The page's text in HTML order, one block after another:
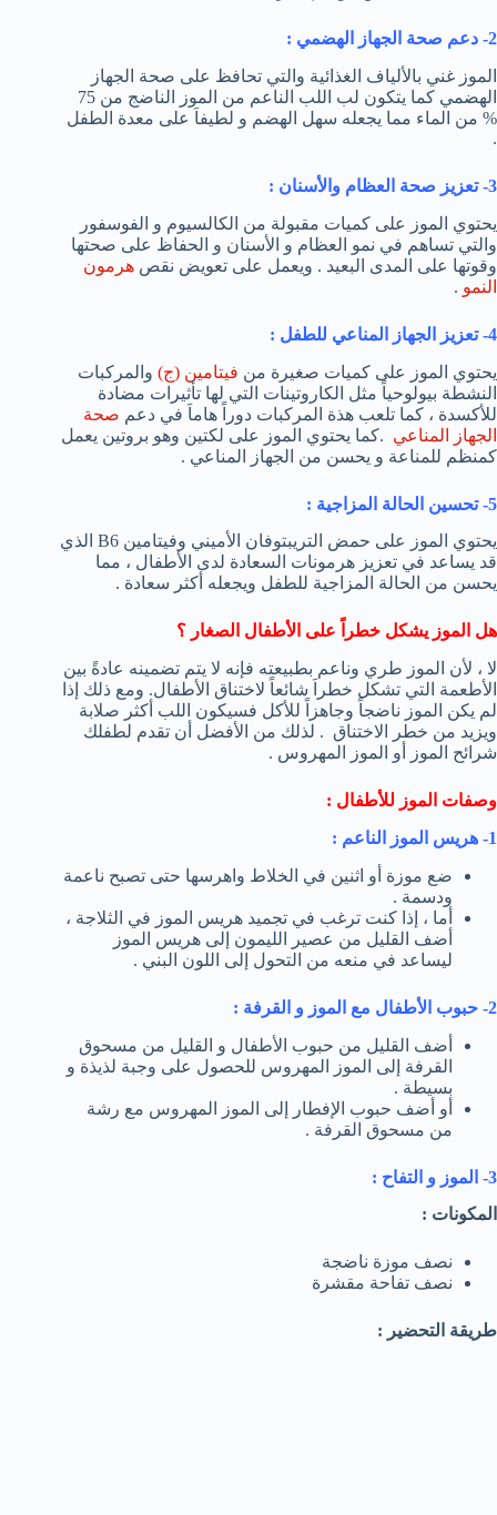
2- دعم صحة الجهاز الهضمي :
الموز غني بالألياف الغذائية والتي تحافظ على صحة الجهاز
الهضمي كما يتكون لب اللب الناعم من الموز الناضج من 75
% من الماء مما يجعله سهل الهضم و لطيفاَ على معدة الطفل
.
3- تعزيز صحة العظام والأسنان :
يحتوي الموز على كميات مقبولة من الكالسيوم و الفوسفور
والتي تساهم في نمو العظام و الأسنان و الحفاظ على صحتها
وقوتها على المدى البعيد . ويعمل على تعويض نقص هرمون
النمو .
4- تعزيز الجهاز المناعي للطفل :
يحتوي الموز على كميات صغيرة من فيتامين (ج) والمركبات
النشطة بيولوحياً مثل الكاروتينات التي لها تأثيرات مضادة
للأكسدة ، كما تلعب هذة المركبات دوراً هاماَ في دعم صحة
الجهاز المناعي .كما يحتوي الموز على لكتين وهو بروتين يعمل
كمنظم للمناعة و يحسن من الجهاز المناعي .
5- تحسين الحالة المزاجية :
يحتوي الموز على حمض التريبتوفان الأميني وفيتامين B6 الذي
قد يساعد في تعزيز هرمونات السعادة لدى الأطفال ، مما
يحسن من الحالة المزاجية للطفل ويجعله أكثر سعادة .
هل الموز يشكل خطراً على الأطفال الصغار ؟
لا ، لأن الموز طري وناعم بطبيعته فإنه لا يتم تضمينه عادةً بين
الأطعمة التي تشكل خطراَ شائعاً لاختناق الأطفال. ومع ذلك إذا
لم يكن الموز ناضجاً وجاهزاً للأكل فسيكون اللب أكثر صلابة
ويزيد من خطر الاختناق . لذلك من الأفضل أن تقدم لطفلك
شرائح الموز أو الموز المهروس .
وصفات الموز للأطفال :
1- هريس الموز الناعم :
ضع موزة أو اثنين في الخلاط واهرسها حتى تصبح ناعمة
ودسمة .
أما ، إذا كنت ترغب في تجميد هريس الموز في الثلاجة ،
أضف القليل من عصير الليمون إلى هريس الموز
ليساعد في منعه من التحول إلى اللون البني .
2- حبوب الأطفال مع الموز و القرفة :
أضف القليل من حبوب الأطفال و القليل من مسحوق
القرفة إلى الموز المهروس للحصول على وجبة لذيذة و
بسيطة .
أو أضف حبوب الإفطار إلى الموز المهروس مع رشة
من مسحوق القرفة .
3- الموز و التفاح :
المكونات :
نصف موزة ناضجة
نصف تفاحة مقشرة
طريقة التحضير :